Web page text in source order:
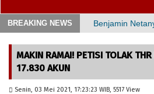
BREAKING NEWS
Benjamin
Lowongan
MAKIN RAMAI! PETISI TOLAK
17.830 AKUN
Senin, 03 Mei 2021, 17:23:23 WIB, 5517 View